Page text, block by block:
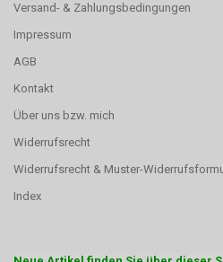
Versand- & Zahlungsbedingungen
Impressum
AGB
Kontakt
Über uns bzw. mich
Widerrufsrecht
Widerrufsrecht & Muster-
Index